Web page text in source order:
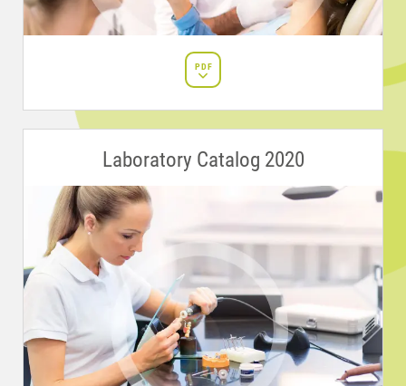
PDF
Laboratory Catalog 2020